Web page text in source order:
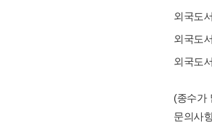
외국도
외국도
외국도
(종수가
문의사